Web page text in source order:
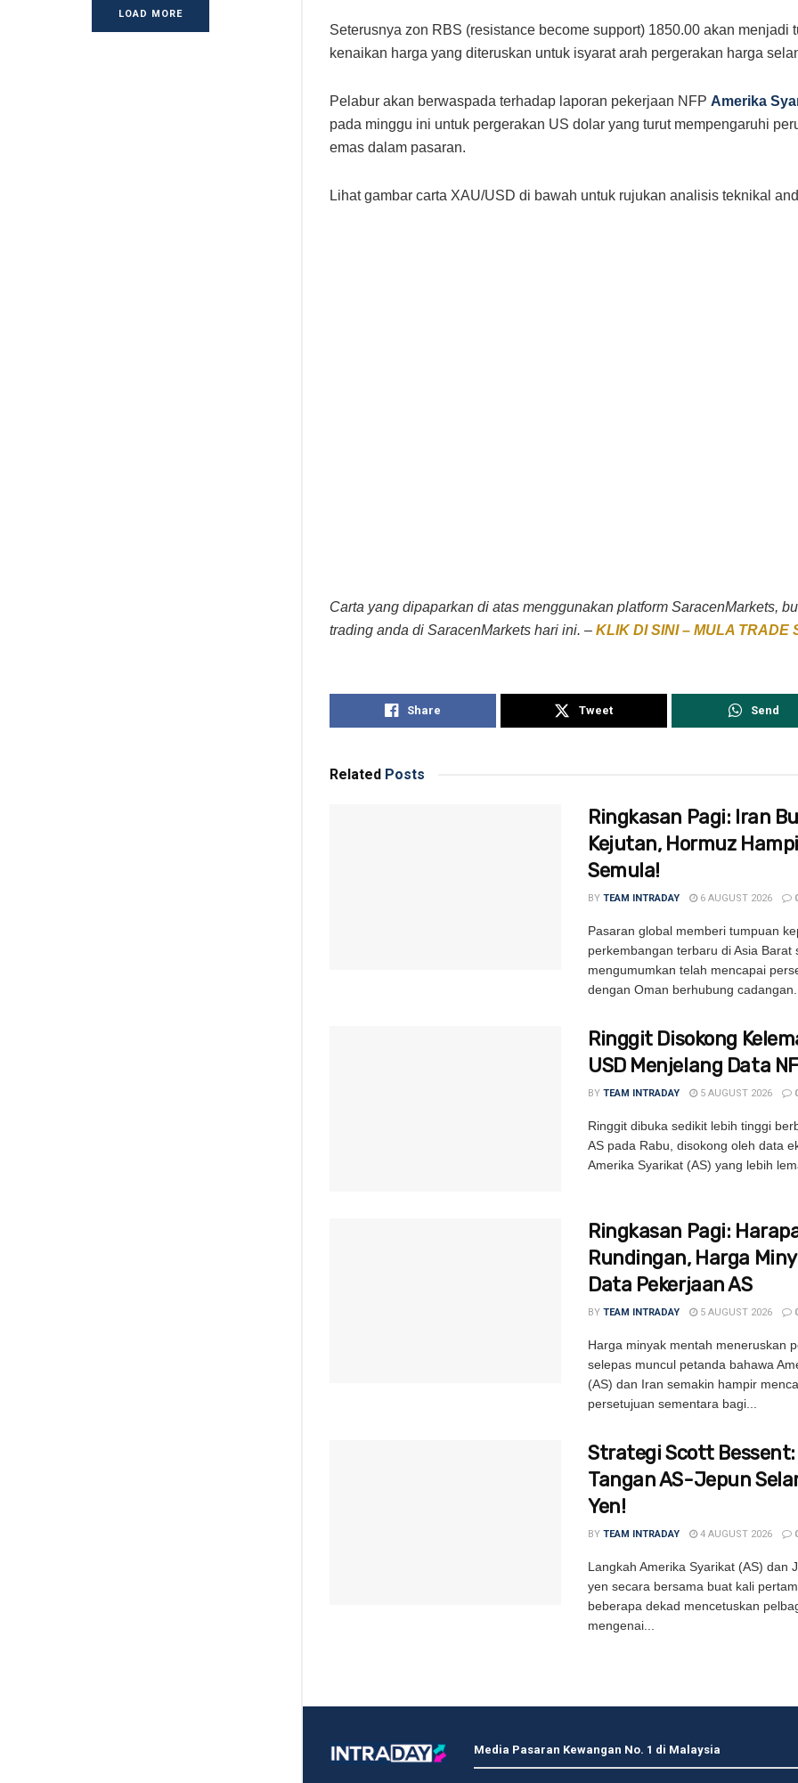
LOAD MORE
Seterusnya zon RBS (resistance become support) 1850.00 akan menjadi
kenaikan harga yang diteruskan untuk isyarat arah pergerakan harga
Pelabur akan berwaspada terhadap laporan pekerjaan NFP Amerika
pada minggu ini untuk pergerakan US dolar yang turut mempengaruhi
emas dalam pasaran.
Lihat gambar carta XAU/USD di bawah untuk rujukan analisis teknikal
Carta yang dipaparkan di atas menggunakan platform SaracenMarkets,
trading anda di SaracenMarkets hari ini. – KLIK DI SINI – MULA TRADE
Share Tweet Send
Related Posts
Ringkasan Pagi: Iran
Kejutan, Hormuz
Semula!
BY TEAM INTRADAY 6 AUGUST 2026
Pasaran global memberi tumpuan
perkembangan terbaru di Asia Barat
mengumumkan telah mencapai
dengan Oman berhubung
Ringgit Disokong
USD Menjelang Data
BY TEAM INTRADAY 5 AUGUST 2026
Ringgit dibuka sedikit lebih tinggi
AS pada Rabu, disokong oleh data
Amerika Syarikat (AS) yang lebih
Ringkasan Pagi:
Rundingan, Harga
Data Pekerjaan AS
BY TEAM INTRADAY 5 AUGUST 2026
Harga minyak mentah meneruskan
selepas muncul petanda bahawa
(AS) dan Iran semakin hampir
persetujuan sementara bagi...
Strategi Scott
Tangan AS-Jepun
Yen!
BY TEAM INTRADAY 4 AUGUST 2026
Langkah Amerika Syarikat (AS) dan
yen secara bersama buat kali
beberapa dekad mencetuskan
mengenai...
Media Pasaran Kewangan No. 1 di Malaysia